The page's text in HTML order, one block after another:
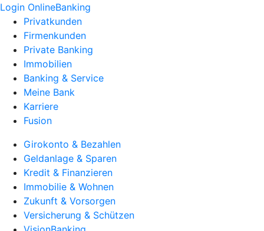
Login OnlineBanking
Privatkunden
Firmenkunden
Private Banking
Immobilien
Banking & Service
Meine Bank
Karriere
Fusion
Girokonto & Bezahlen
Geldanlage & Sparen
Kredit & Finanzieren
Immobilie & Wohnen
Zukunft & Vorsorgen
Versicherung & Schützen